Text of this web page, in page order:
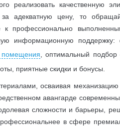
реализовать качественную
адекватную цену, то
к профессионально
информационную поддержку:
помещения , оптимальный
приятные скидки и бонусы.
осваивая механизацию
авангарде
сложности и барьеры,
в сфере